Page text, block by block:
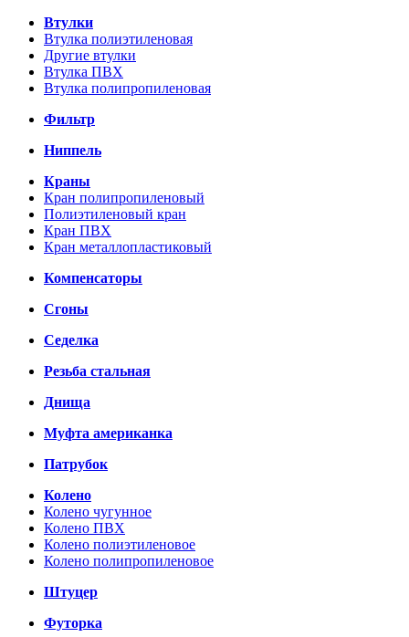
Втулки
Втулка полиэтиленовая
Другие втулки
Втулка ПВХ
Втулка полипропиленовая
Фильтр
Ниппель
Краны
Кран полипропиленовый
Полиэтиленовый кран
Кран ПВХ
Кран металлопластиковый
Компенсаторы
Сгоны
Седелка
Резьба стальная
Днища
Муфта американка
Патрубок
Колено
Колено чугунное
Колено ПВХ
Колено полиэтиленовое
Колено полипропиленовое
Штуцер
Футорка